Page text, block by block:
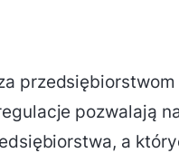
przedsiębiorstwom
pozwalają
a